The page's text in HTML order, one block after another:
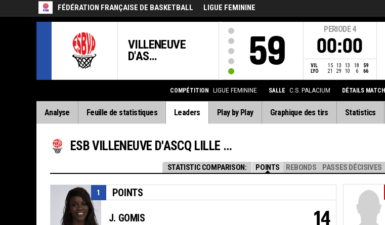
FÉDÉRATION FRANÇAISE DE BASKETBALL LIGUE FEMININE
VILLENEUVE
D'AS...
59
PERIODE 4
00:00
VIL 15 13 13 18
59
LYO
21 29 10 6 66
COMPÉTITION LIGUE FEMININE SALLE C.S. PALACIUM DÉTAILS MATCH
Analyse Feuille de statistiques Leaders Play by Play Graphique des tirs Statistics
STATISTIC COMPARISON: POINTS REBONDS PASSES DÉCISIVES
ESB VILLENEUVE D'ASCQ LILLE METROPOLE
POINTS
1
J. GOMIS 14